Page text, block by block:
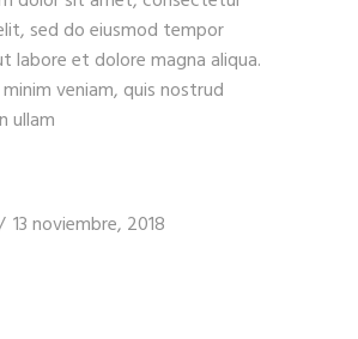
sed do eiusmod tempor
labore et dolore magna aliqua.
veniam, quis nostrud
ullam
13 noviembre, 2018